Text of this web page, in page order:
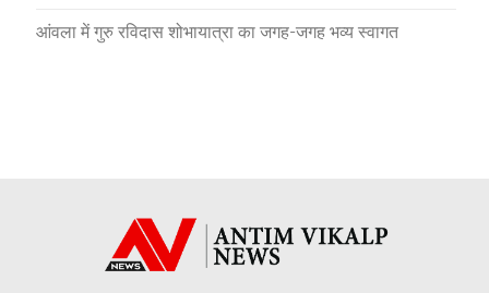
आंवला में गुरु रविदास शोभायात्रा का जगह-जगह भव्य स्वागत